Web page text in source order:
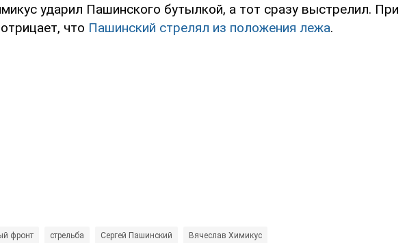
ударил Пашинского бутылкой, а тот сразу выстрелил. При
что Пашинский стрелял из положения лежа.
фронт стрельба Сергей Пашинский Вячеслав Химикус